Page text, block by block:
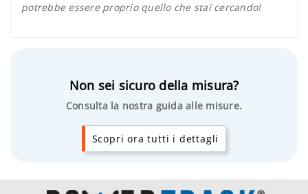
potrebbe essere proprio quello che stai cercando!
Non sei sicuro della misura?
Consulta la nostra guida alle misure.
Scopri ora tutti i dettagli